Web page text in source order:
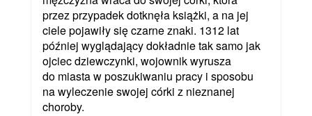
przez przypadek dotknęła książki, a na jej
ciele pojawiły się czarne znaki. 1312 lat
później wyglądający dokładnie tak samo jak
ojciec dziewczynki, wojownik wyrusza
do miasta w poszukiwaniu pracy i sposobu
na wyleczenie swojej córki z nieznanej
choroby.